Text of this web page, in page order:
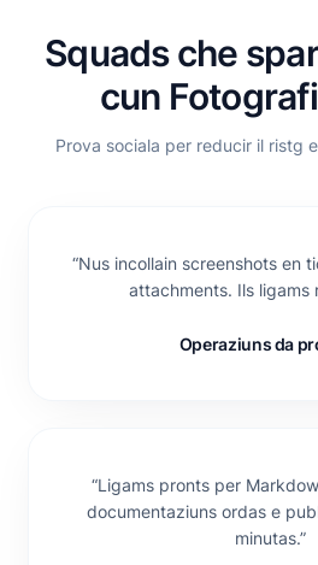
Squads che
cun
Prova sociala per reducir il ristg
“Nus incollain screenshots en
attachments. Ils ligams
Operaziuns da
“Ligams pronts per
documentaziuns ordas e
minutas.”